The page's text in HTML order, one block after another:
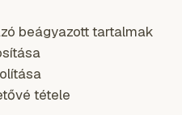
beágyazott tartalmak
tétele